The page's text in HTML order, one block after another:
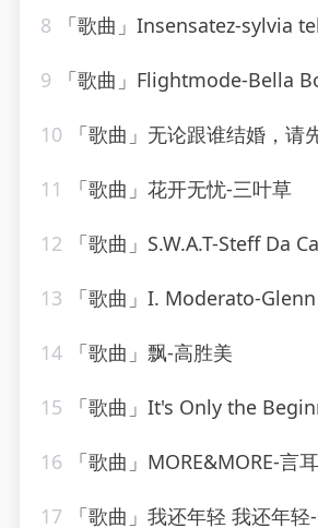
8 「歌曲」Insensatez-sylvia
9 「歌曲」Flightmode-Bella
10 「歌曲」无论跟谁结婚，请先跟对方交换
11 「歌曲」花开无忧-三叶草
12 「歌曲」S.W.A.T-Steff Da
13 「歌曲」I. Moderato-
14 「歌曲」飘-高胜美
15 「歌曲」It's Only the
16 「歌曲」MORE&MORE-言耳
17 「歌曲」我还年轻 我还年轻